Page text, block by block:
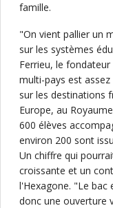
famille.
"On vient pallier un
sur les systèmes
Ferrieu, le
multi-pays est
sur les destinations
Europe, au
600 élèves
environ 200 sont
Un chiffre qui
croissante et un
l'Hexagone. "Le bac
donc une ouverture